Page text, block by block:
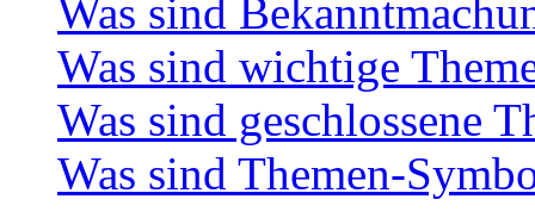
Was sind
Was sind wichtige
Was sind geschlossene
Was sind Themen-